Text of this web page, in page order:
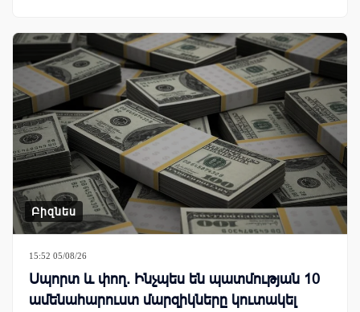
Բիզնես
15:52 05/08/26
Սպորտ և փող. Ինչպես են պատմության 10
ամենահարուստ մարզիկները կուտակել